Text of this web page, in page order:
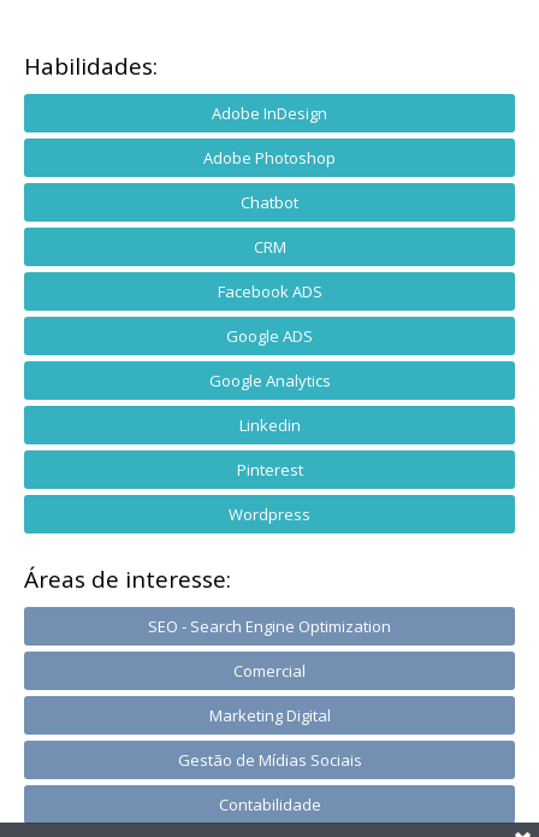
Habilidades:
Adobe InDesign
Adobe Photoshop
Chatbot
CRM
Facebook ADS
Google ADS
Google Analytics
Linkedin
Pinterest
Wordpress
Áreas de interesse:
SEO - Search Engine Optimization
Comercial
Marketing Digital
Gestão de Mídias Sociais
Contabilidade